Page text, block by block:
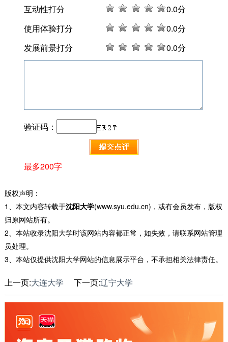
互动性打分 0.0分
使用体验打分
0.0分
发展前景打分
0.0分
验证码：
最多200字
版权声明：
1、本文内容转载于沈阳大学(www.syu.edu.cn)，或有会员发布，版权
归原网站所有。
2、本站收录沈阳大学时该网站内容都正常，如失效，请联系网站管理
员处理。
3、本站仅提供沈阳大学网站的信息展示平台，不承担相关法律责任。
上一页:大连大学 下一页:辽宁大学